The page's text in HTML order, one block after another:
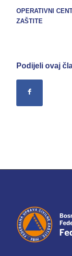
OPERATIVNI
ZAŠTITE
Podijeli ovaj